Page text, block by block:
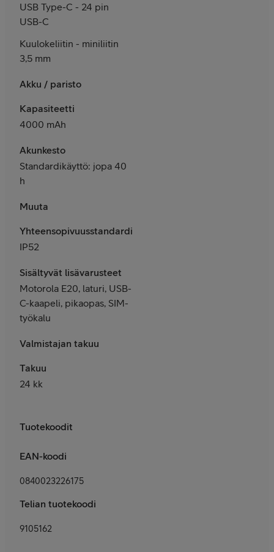
USB Type-C - 24 pin
USB-C
Kuulokeliitin - miniliitin
3,5 mm
Akku / paristo
Kapasiteetti
4000 mAh
Akunkesto
Standardikäyttö: jopa 40
h
Muuta
Yhteensopivuusstandardit
IP52
Sisältyvät lisävarusteet
Motorola E20, laturi, USB-
C-kaapeli, pikaopas, SIM-
työkalu
Valmistajan takuu
Takuu
24 kk
Tuotekoodit
EAN-koodi
0840023226175
Telian tuotekoodi
9105162